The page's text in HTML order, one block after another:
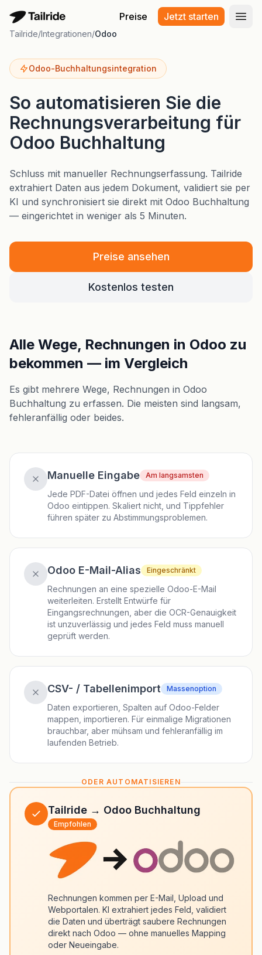
Preise Jetzt starten
Tailride/Integrationen/Odoo
Odoo-Buchhaltungsintegration
So automatisieren Sie die
Rechnungsverarbeitung für
Odoo Buchhaltung
Schluss mit manueller Rechnungserfassung. Tailride
extrahiert Daten aus jedem Dokument, validiert sie per
KI und synchronisiert sie direkt mit Odoo Buchhaltung
— eingerichtet in weniger als 5 Minuten.
Preise ansehen
Kostenlos testen
Alle Wege, Rechnungen in Odoo zu
bekommen — im Vergleich
Es gibt mehrere Wege, Rechnungen in Odoo
Buchhaltung zu erfassen. Die meisten sind langsam,
fehleranfällig oder beides.
Manuelle Eingabe Am langsamsten
Jede PDF-Datei öffnen und jedes Feld einzeln in
Odoo eintippen. Skaliert nicht, und Tippfehler
führen später zu Abstimmungsproblemen.
Odoo E-Mail-Alias Eingeschränkt
Rechnungen an eine spezielle Odoo-E-Mail
weiterleiten. Erstellt Entwürfe für
Eingangsrechnungen, aber die OCR-Genauigkeit
ist unzuverlässig und jedes Feld muss manuell
geprüft werden.
CSV- / Tabellenimport Massenoption
Daten exportieren, Spalten auf Odoo-Felder
mappen, importieren. Für einmalige Migrationen
brauchbar, aber mühsam und fehleranfällig im
laufenden Betrieb.
ODER AUTOMATISIEREN
Tailride → Odoo Buchhaltung
Empfohlen
Rechnungen kommen per E-Mail, Upload und
Webportalen. KI extrahiert jedes Feld, validiert
die Daten und überträgt saubere Rechnungen
direkt nach Odoo — ohne manuelles Mapping
oder Neueingabe.